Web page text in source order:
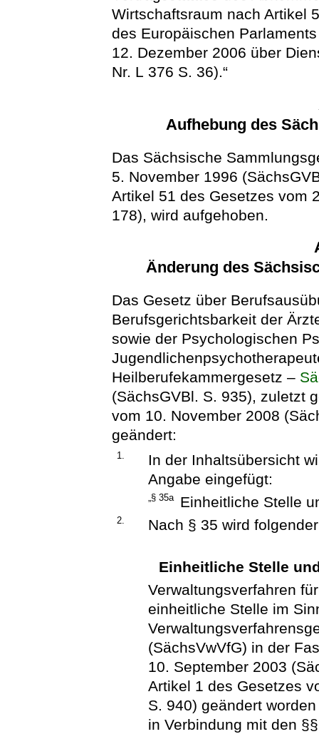
Wirtschaftsraum nach Artikel
des Europäischen
12. Dezember 2006 über
Nr. L 376 S. 36).“
Aufhebung des
Das Sächsische
5. November 1996
Artikel 51 des Gesetzes vom
178), wird aufgehoben.
Änderung des
Das Gesetz über
Berufsgerichtsbarkeit der
sowie der Psychologischen
Heilberufekammergesetz –
(SächsGVBl. S. 935), zuletzt
vom 10. November 2008
geändert:
1.
In der Inhaltsübersicht
Angabe eingefügt:
„§ 35a Einheitliche Stelle
2. Nach § 35 wird
Einheitliche Stelle
Verwaltungsverfahren
einheitliche Stelle im
(SächsVwVfG) in der
10. September 2003
Artikel 1 des Gesetzes
S. 940) geändert
in Verbindung mit den